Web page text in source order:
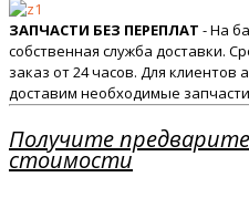
ЗАПЧАСТИ БЕЗ ПЕРЕПЛАТ - На
собственная служба доставки.
заказ от 24 часов. Для
доставим необходимые
Получите
стоимости